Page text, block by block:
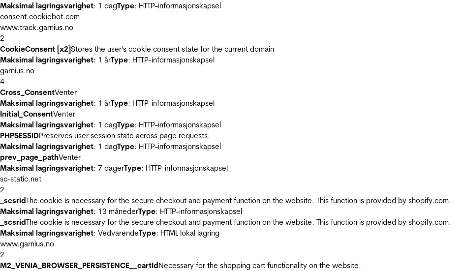
Maksimal lagringsvarighet: 1 dagType: HTTP-informasjonskapsel
consent.cookiebot.com
www.track.garnius.no
2
CookieConsent [x2]Stores the user's cookie consent state for the current domain
Maksimal lagringsvarighet: 1 årType: HTTP-informasjonskapsel
garnius.no
4
Cross_ConsentVenter
Maksimal lagringsvarighet: 1 årType: HTTP-informasjonskapsel
Initial_ConsentVenter
Maksimal lagringsvarighet: 1 dagType: HTTP-informasjonskapsel
PHPSESSIDPreserves user session state across page requests.
Maksimal lagringsvarighet: 1 dagType: HTTP-informasjonskapsel
prev_page_pathVenter
Maksimal lagringsvarighet: 7 dagerType: HTTP-informasjonskapsel
sc-static.net
2
_scsridThe cookie is necessary for the secure checkout and payment function on the website. This function is provided by shopify.com.
Maksimal lagringsvarighet: 13 månederType: HTTP-informasjonskapsel
_scsridThe cookie is necessary for the secure checkout and payment function on the website. This function is provided by shopify.com.
Maksimal lagringsvarighet: VedvarendeType: HTML lokal lagring
www.garnius.no
2
M2_VENIA_BROWSER_PERSISTENCE__cartIdNecessary for the shopping cart functionality on the website.